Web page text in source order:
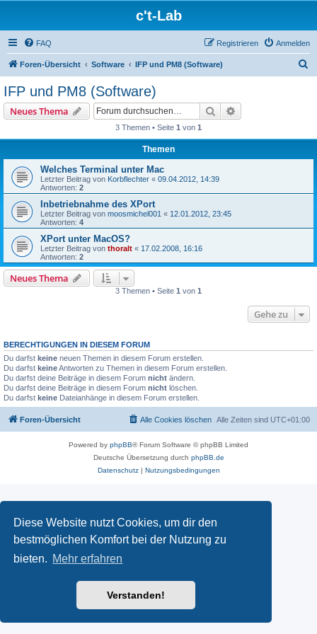
Diese Website nutzt Cookies, um dir den
bestmöglichen Komfort bei der Nutzung zu
bieten. Mehr erfahren
Verstanden!
c't-Lab
FAQ Anmelden
Registrieren
Foren-Übersicht Software IFP und PM8 (Software)
IFP und PM8 (Software)
Neues Thema Suche
3 Themen • Seite 1 von 1
Themen
Welches Terminal unter Mac
Letzter Beitrag von Korbflechter « 09.04.2012, 14:39
Antworten: 2
Inbetriebnahme des XPort
Letzter Beitrag von moosmichel001 « 12.01.2012, 23:45
Antworten: 4
XPort unter MacOS?
Letzter Beitrag von thoralt « 17.02.2008, 16:16
Antworten: 2
Neues Thema
3 Themen • Seite 1 von 1
Gehe zu
BERECHTIGUNGEN IN DIESEM FORUM
Du darfst keine neuen Themen in diesem Forum erstellen.
Du darfst keineAntworten zu Themen in diesem Forum erstellen.
Du darfst deine Beiträge in diesem Forum nicht ändern.
Du darfst deine Beiträge in diesem Forum nicht löschen.
Du darfst keine Dateianhänge in diesem Forum erstellen.
Foren-Übersicht Alle Zeiten sind UTC+01:00
Alle Cookies löschen
Powered by phpBB® Forum Software © phpBB Limited
Deutsche Übersetzung durch phpBB.de
Datenschutz| Nutzungsbedingungen